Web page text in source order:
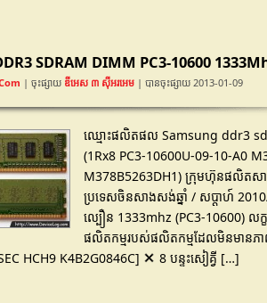
SDRAM DIMM PC3-10600
| ចុះផ្សាយ ឌីអេស ៣ ស៊ីអរអេម | បានចុះផ្សាយ 2013-01-09
ឈ្មោះផលិតផល Samsung ddr3
(1Rx8 PC3-10600U-09-10-A0
M378B5263DH1) ក្រុមហ៊ុនផលិតស
ប្រទេសចិនសាងសង់ឆ្នាំ / សប្តាហ៍
ល្បឿន 1333mhz (PC3-10600) លក្
ផលិតកម្មរបស់ផលិតកម្មដែលមិនមាន
HCH9 K4B2G0846C] ✕ 8 បន្ទះសៀគ្វី […]